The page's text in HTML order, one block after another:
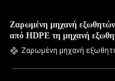
Ζαρωμένη μηχανή
από HDPE τη μηχανή
Ζαρωμένη μηχανή